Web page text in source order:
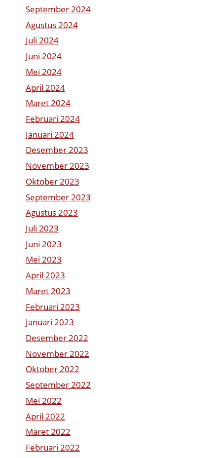
September 2024
Agustus 2024
Juli 2024
Juni 2024
Mei 2024
April 2024
Maret 2024
Februari 2024
Januari 2024
Desember 2023
November 2023
Oktober 2023
September 2023
Agustus 2023
Juli 2023
Juni 2023
Mei 2023
April 2023
Maret 2023
Februari 2023
Januari 2023
Desember 2022
November 2022
Oktober 2022
September 2022
Mei 2022
April 2022
Maret 2022
Februari 2022